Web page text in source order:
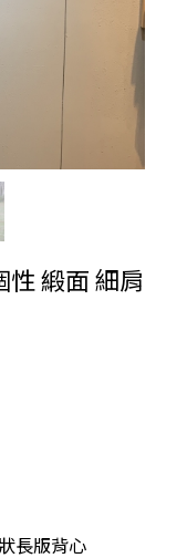
性 緞面 細肩
長版背心